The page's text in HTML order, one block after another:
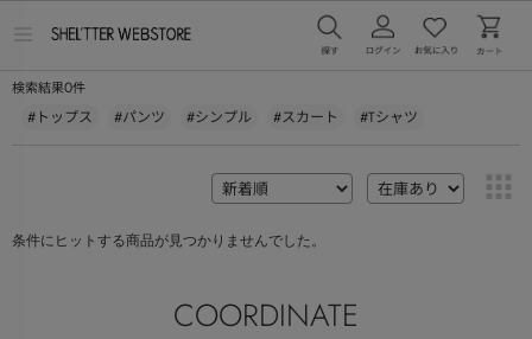
ー
を
検索結果0件
#トップス #パンツ #シンプル #スカート #Tシャツ
条件にヒットする商品が見つかりませんでした。
COORDINATE